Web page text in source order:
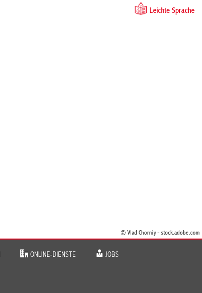
Leichte Sprache
© Vlad Chorniy - stock.adobe.com
ONLINE-DIENSTE JOBS